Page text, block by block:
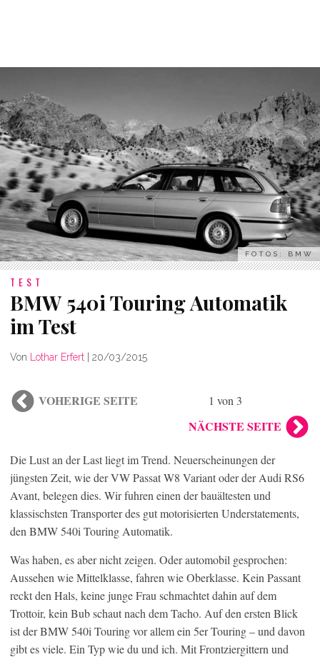
FOTOS: BMW
TEST
BMW 540i Touring Automatik
im Test
Von Lothar Erfert | 20/03/2015
VOHERIGE SEITE 1 von 3
NÄCHSTE SEITE
Die Lust an der Last liegt im Trend. Neuerscheinungen der
jüngsten Zeit, wie der VW Passat W8 Variant oder der Audi RS6
Avant, belegen dies. Wir fuhren einen der bauältesten und
klassischsten Transporter des gut motorisierten Understatements,
den BMW 540i Touring Automatik.
Was haben, es aber nicht zeigen. Oder automobil gesprochen:
Aussehen wie Mittelklasse, fahren wie Oberklasse. Kein Passant
reckt den Hals, keine junge Frau schmachtet dahin auf dem
Trottoir, kein Bub schaut nach dem Tacho. Auf den ersten Blick
ist der BMW 540i Touring vor allem ein 5er Touring – und davon
gibt es viele. Ein Typ wie du und ich. Mit Frontziergittern und